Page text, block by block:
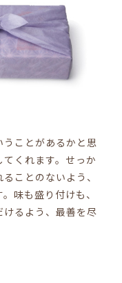
ことがあるかと思
くれます。せっか
ことのないよう、
味も盛り付けも、
けるよう、最善を尽